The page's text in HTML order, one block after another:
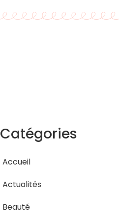
Catégories
Accueil
Actualités
Beauté